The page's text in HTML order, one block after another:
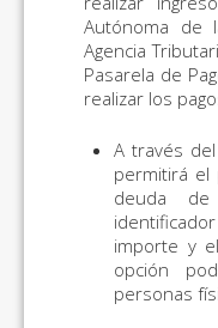
Autónoma de
Agencia
Pasarela de
realizar los
A través
permitirá el
deuda
importe y
opción
personas